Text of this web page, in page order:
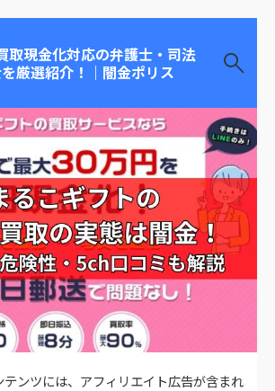
取現金化対応の弁護士・司法
厳選紹介！｜闇金ポリス
ンツには、アフィリエイト広告が含まれ